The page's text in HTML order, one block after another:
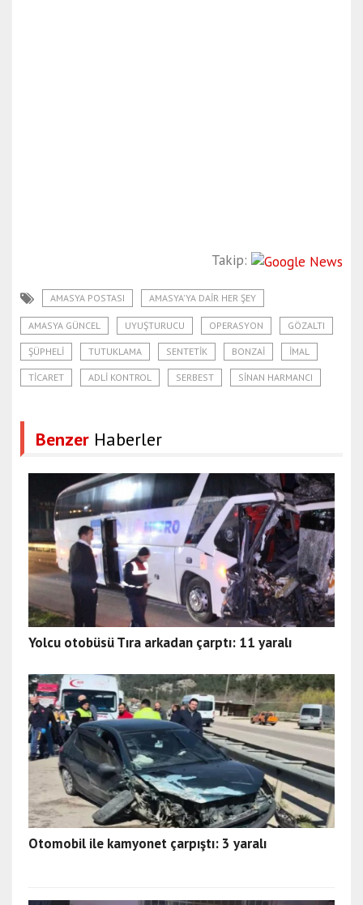
Takip:
AMASYA POSTASI AMASYA'YA DAIR HER ŞEY
AMASYA GÜNCEL UYUŞTURUCU OPERASYON GÖZALTI
ŞÜPHELI TUTUKLAMA SENTETIK BONZAI IMAL
TICARET ADLI KONTROL SERBEST SINAN HARMANCI
Benzer Haberler
Yolcu otobüsü Tıra arkadan çarptı: 11 yaralı
Otomobil ile kamyonet çarpıştı: 3 yaralı